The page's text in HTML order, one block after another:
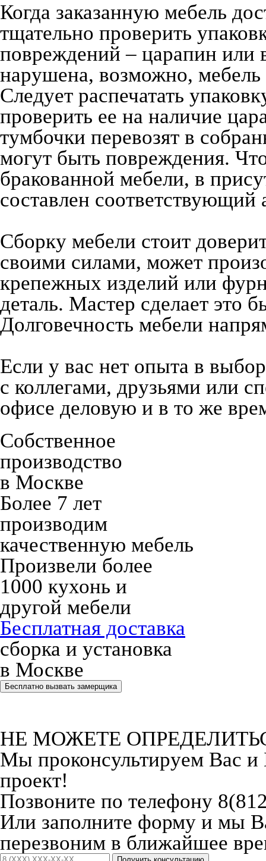
Когда заказанную мебель
тщательно проверить
повреждений – царапин или
нарушена, возможно, мебель
Следует распечатать
проверить ее на наличие
тумбочки перевозят в
могут быть повреждения.
бракованной мебели, в
составлен соответствующий
Сборку мебели стоит
своими силами, может
крепежных изделий или
деталь. Мастер сделает это
Долговечность мебели
Если у вас нет опыта в
с коллегами, друзьями или
офисе деловую и в то же
Собственное
производство
в Москве
Более 7 лет
производим
качественную мебель
Произвели более
1000 кухонь и
другой мебели
Бесплатная доставка
сборка и установка
в Москве
Бесплатно вызвать замерщика
НЕ МОЖЕТЕ
Мы проконсультируем Вас
проект!
Позвоните по телефону
Или заполните форму и мы
перезвоним в ближайшее